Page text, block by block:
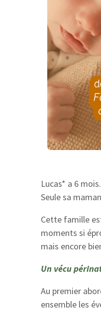
Lucas* a 6
Seule sa
Cette famille
moments si
mais encore
Un vécu
Au premier
ensemble les